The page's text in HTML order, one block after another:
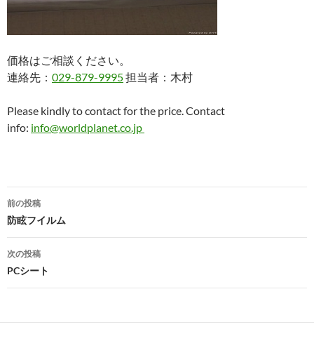
価格はご相談ください。
連絡先： 029-879-9995担当者：木村
Please kindly to contact for the price. Contact
info: info@worldplanet.co.jp
投
稿
ナ
ビ
ゲ
ー
前の投稿
防眩フイルム
次の投稿
PCシート